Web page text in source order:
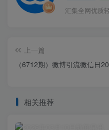
汇集全网优质
上一篇
（6712期）微博引流微信日
相关推荐